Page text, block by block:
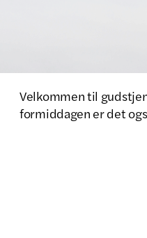
Velkommen til
formiddagen er det